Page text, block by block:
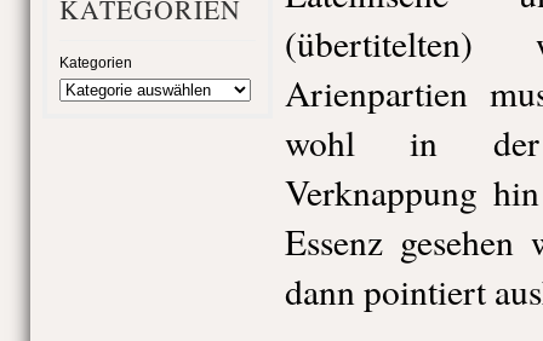
KATEGORIEN
Kategorien
(übertitelten)
Arienpartien
wohl in der
Verknappung
Essenz
dann pointiert